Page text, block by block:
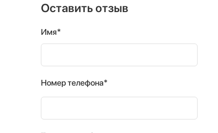
Оставить отзыв
Имя*
Номер телефона*